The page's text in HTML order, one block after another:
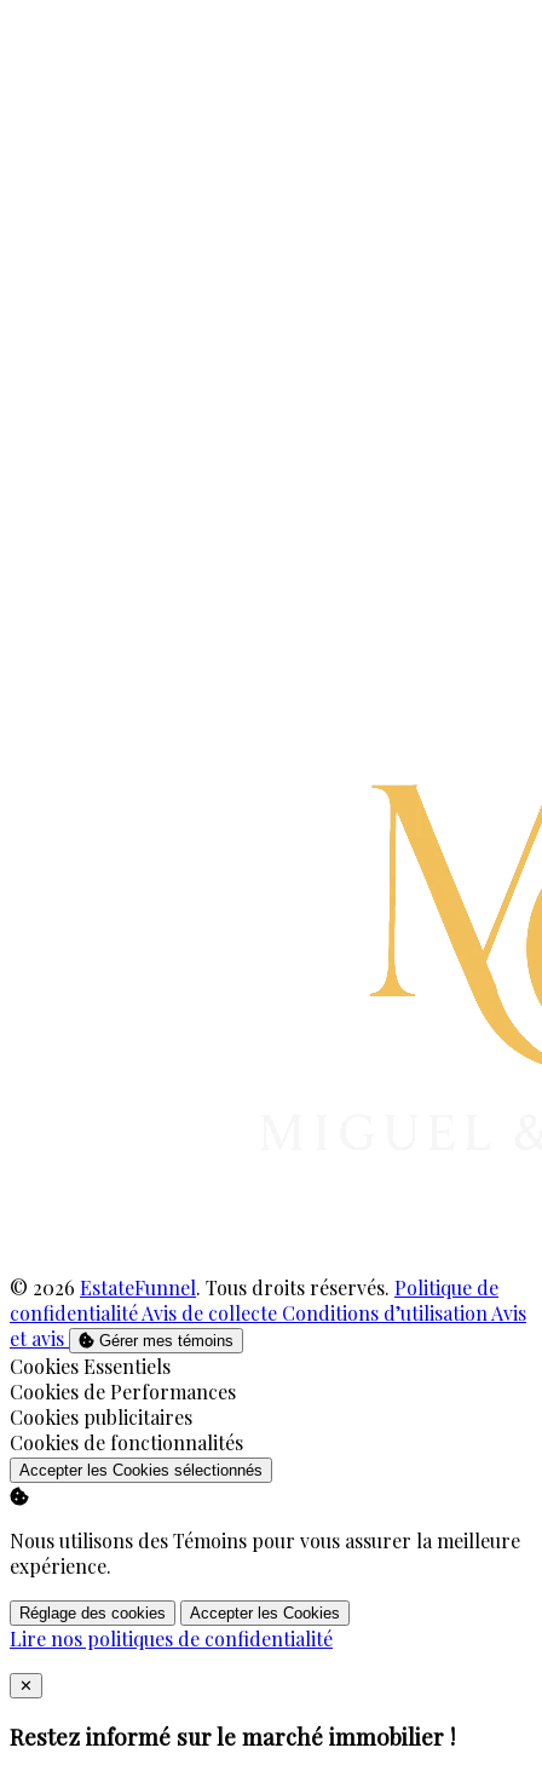
© 2026 EstateFunnel. Tous droits réservés. Politique de
confidentialitéAvis de collecte Conditions d’utilisation Avis
et avis
Gérer mes témoins
Activer
Cookies Essentiels
Activer
Cookies de Performances
Activer
Cookies publicitaires
Activer
Cookies de fonctionnalités
Accepter les Cookies sélectionnés
Nous utilisons des Témoins pour vous assurer la meilleure
expérience.
Réglage des cookies Accepter les Cookies
Lire nos politiques de confidentialité
Close
✕
Restez informé sur le marché immobilier !